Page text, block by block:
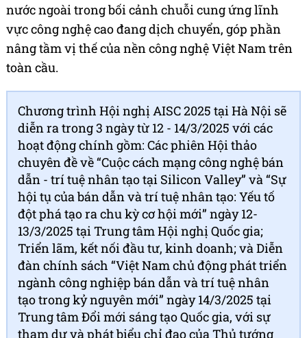
nước ngoài trong bối cảnh chuỗi cung ứng lĩnh
vực công nghệ cao đang dịch chuyển, góp phần
nâng tầm vị thế của nền công nghệ Việt Nam trên
toàn cầu.
Chương trình Hội nghị AISC 2025 tại Hà Nội sẽ
diễn ra trong 3 ngày từ 12 - 14/3/2025 với các
hoạt động chính gồm: Các phiên Hội thảo
chuyên đề về “Cuộc cách mạng công nghệ bán
dẫn - trí tuệ nhân tạo tại Silicon Valley” và “Sự
hội tụ của bán dẫn và trí tuệ nhân tạo: Yếu tố
đột phá tạo ra chu kỳ cơ hội mới” ngày 12-
13/3/2025 tại Trung tâm Hội nghị Quốc gia;
Triển lãm, kết nối đầu tư, kinh doanh; và Diễn
đàn chính sách “Việt Nam chủ động phát triển
ngành công nghiệp bán dẫn và trí tuệ nhân
tạo trong kỷ nguyên mới” ngày 14/3/2025 tại
Trung tâm Đổi mới sáng tạo Quốc gia, với sự
tham dự và phát biểu chỉ đạo của Thủ tướng